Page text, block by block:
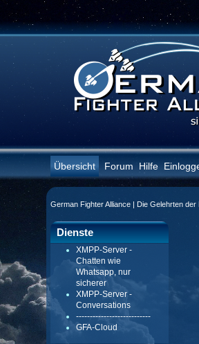
Übersicht Forum Hilfe
German Fighter Alliance | Die Gelehrten der
Dienste
XMPP-Server -
Chatten wie
Whatsapp, nur
sicherer
XMPP-Server -
Conversations
---------------------------
GFA-Cloud